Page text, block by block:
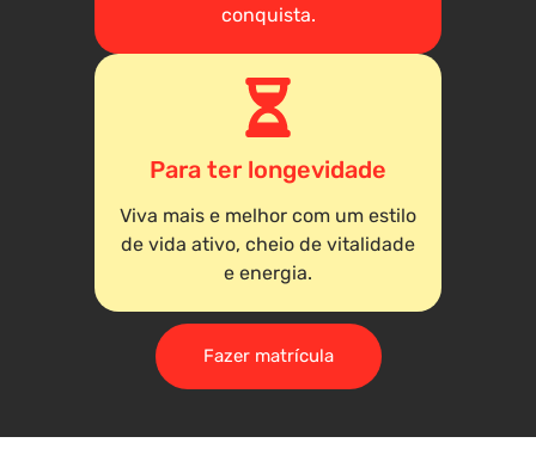
conquista.
Para ter longevidade
Viva mais e melhor com um estilo
de vida ativo, cheio de vitalidade
e energia.
Fazer matrícula